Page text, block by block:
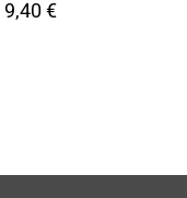
9,40 €